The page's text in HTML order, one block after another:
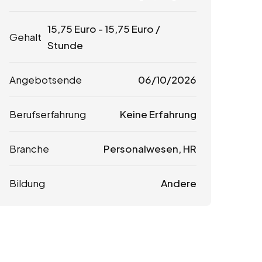
Gehalt
15,75 Euro -15,75 Euro /
Stunde
Angebotsende 06/10/2026
Berufserfahrung Keine Erfahrung
Branche Personalwesen, HR
Bildung Andere